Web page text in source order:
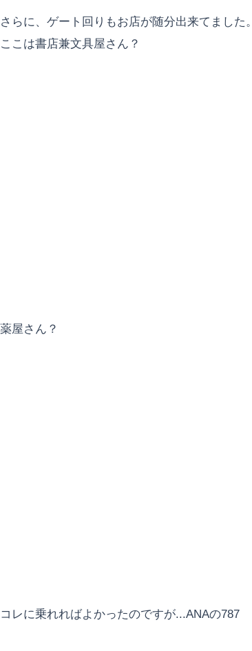
さらに、ゲート回りもお店が随分出来てました。
ここは書店兼文具屋さん？
薬屋さん？
コレに乗れればよかったのですが...ANAの787